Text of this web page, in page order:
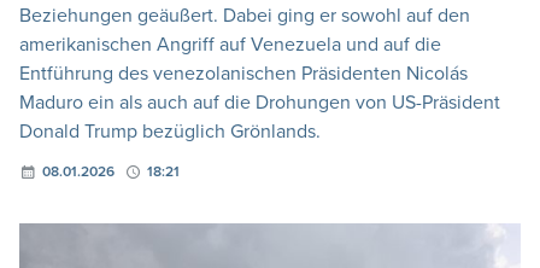
Beziehungen geäußert. Dabei ging er sowohl auf den
amerikanischen Angriff auf Venezuela und auf die
Entführung des venezolanischen Präsidenten Nicolás
Maduro ein als auch auf die Drohungen von US-Präsident
Donald Trump bezüglich Grönlands.
08.01.2026 18:21